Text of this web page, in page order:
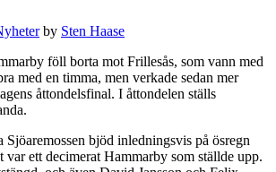
by Sten Haase
föll borta mot Frillesås, som vann med
med en timma, men verkade sedan mer
åttondelsfinal. I åttondelen ställs
Sjöaremossen bjöd inledningsvis på ösregn
ett decimerat Hammarby som ställde upp.